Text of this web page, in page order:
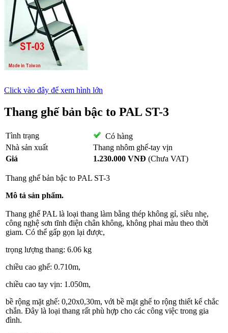
Click vào đây để xem hình lớn
Thang ghế bản bậc to PAL ST-3
Tình trạng
Có hàng
Nhà sản xuất
Thang nhôm ghế-tay vịn
Giá
1.230.000 VNĐ (Chưa VAT)
Thang ghế bản bậc to PAL ST-3
Mô tả sản phẩm.
Thang ghế PAL là loại thang làm bằng thép không gỉ, siêu nhẹ,
công nghệ sơn tĩnh điện chân không, không phai màu theo thời
giam. Có thể gấp gọn lại được,
trọng lượng thang: 6.06 kg
chiều cao ghế: 0.710m,
chiều cao tay vịn: 1.050m,
bề rộng mặt ghế: 0,20x0,30m, với bề mặt ghế to rộng thiết kế chắc
chắn. Đây là loại thang rất phù hợp cho các công việc trong gia
đình.